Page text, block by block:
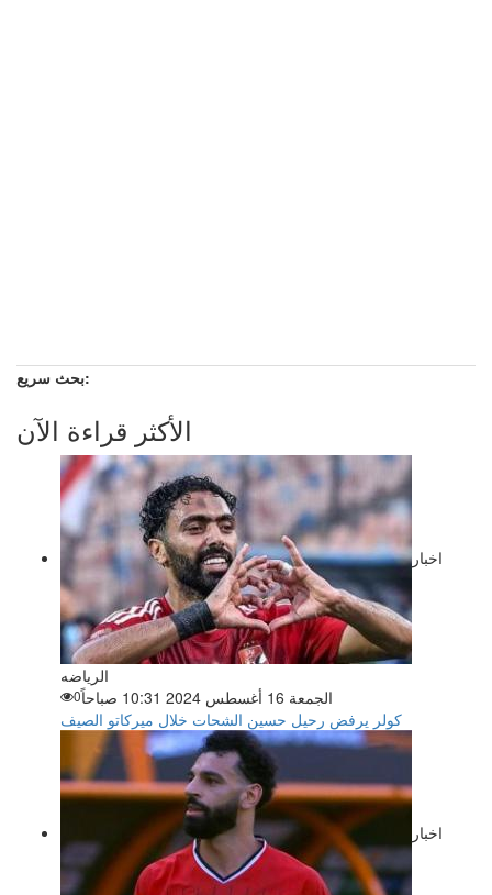
بحث سريع:
الأكثر قراءة الآن
اخبار
الرياضه
الجمعة 16 أغسطس 2024 10:31 صباحاً
0
كولر يرفض رحيل حسين الشحات خلال ميركاتو الصيف
اخبار